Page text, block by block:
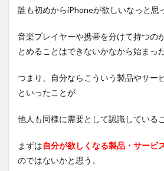
誰も初めからiPhoneが欲しいなっと思
音楽プレイヤーや携帯を分けて持つの
とめることはできないかなから始まっ
つまり、自分ならこういう製品やサー
といったことが
他人も同様に需要として認識している
まずは自分が欲しくなる製品・サービ
のではないかと思う。